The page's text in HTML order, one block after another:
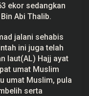
ekor sedangkan
Abi Thalib.
jalani sehabis
ini juga telah
laut(AL) Hajj ayat
umat Muslim
umat Muslim, pula
serta